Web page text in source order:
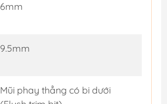
6mm
9.5mm
Mũi phay thẳng có bi dưới